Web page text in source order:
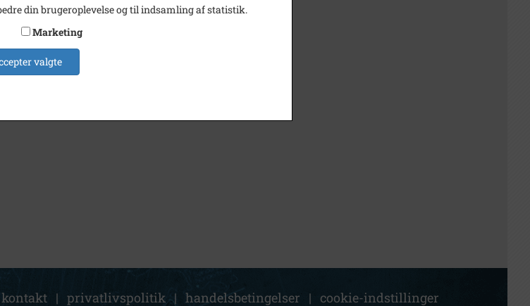
kontakt | privatlivspolitik | handelsbetingelser | cookie-indstillinger
din brugeroplevelse og til indsamling af statistik.
Marketing
valgte